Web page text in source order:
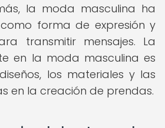
la moda masculina ha
forma de expresión y
transmitir mensajes. La
en la moda masculina es
los materiales y las
en la creación de prendas.